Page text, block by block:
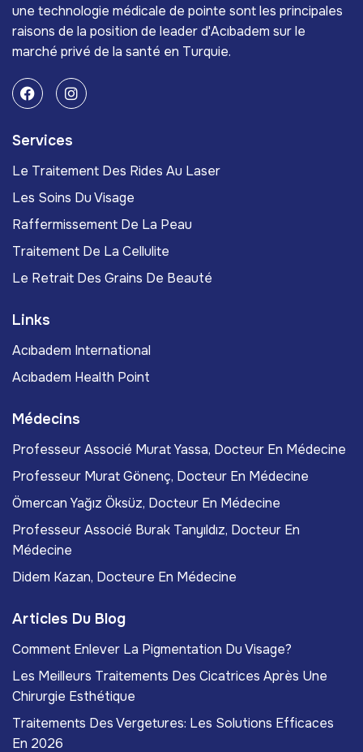
une technologie médicale de pointe sont les principales
raisons de la position de leader d'Acıbadem sur le
marché privé de la santé en Turquie.
Services
Le Traitement Des Rides Au Laser
Les Soins Du Visage
Raffermissement De La Peau
Traitement De La Cellulite
Le Retrait Des Grains De Beauté
Links
Acıbadem International
Acıbadem Health Point
Médecins
Professeur Associé Murat Yassa, Docteur En Médecine
Professeur Murat Gönenç, Docteur En Médecine
Ömercan Yağız Öksüz, Docteur En Médecine
Professeur Associé Burak Tanyıldız, Docteur En
Médecine
Didem Kazan, Docteure En Médecine
Articles Du Blog
Comment Enlever La Pigmentation Du Visage?
Les Meilleurs Traitements Des Cicatrices Après Une
Chirurgie Esthétique
Traitements Des Vergetures: Les Solutions Efficaces
En 2026